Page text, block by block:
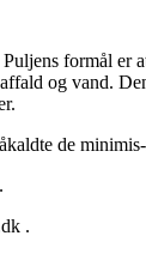
formål er
og vand.
de
.
.